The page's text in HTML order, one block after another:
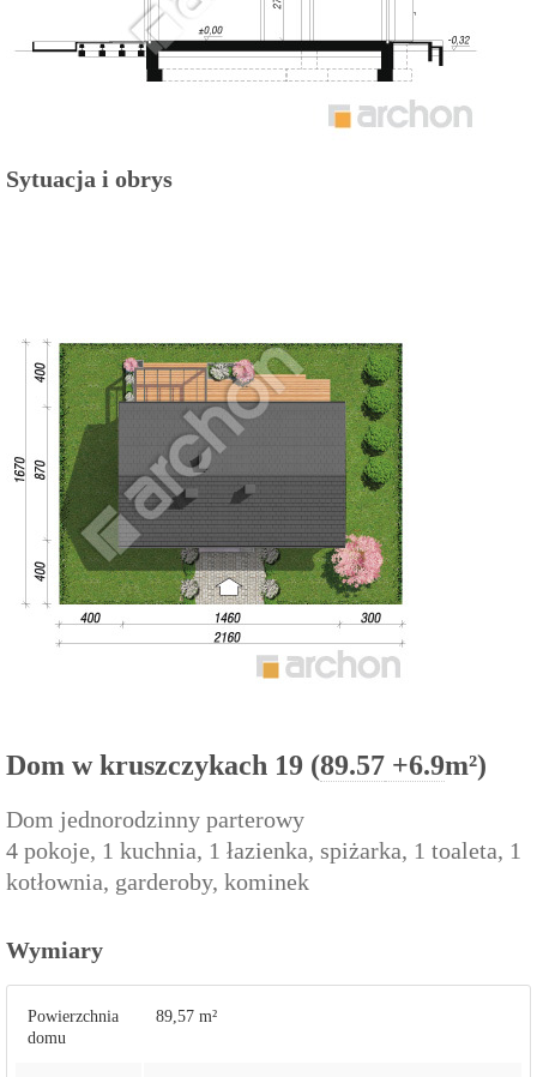
Sytuacja i obrys
Dom w kruszczykach 19 (89.57 +6.9m²)
Dom jednorodzinny parterowy
4 pokoje, 1 kuchnia, 1 łazienka, spiżarka, 1 toaleta, 1
kotłownia, garderoby, kominek
Wymiary
Powierzchnia
domu
89,57 m²